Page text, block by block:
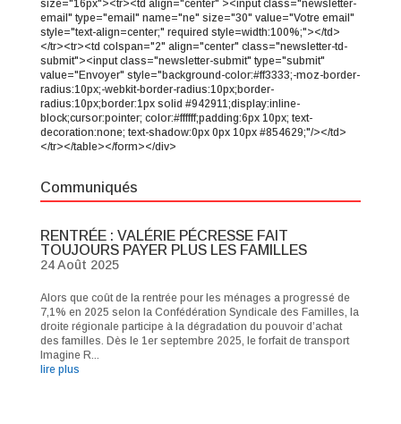
size="16px"><tr><td align="center" ><input class="newsletter-
email" type="email" name="ne" size="30" value="Votre email"
style="text-align=center;" required style=width:100%;"></td>
</tr><tr><td colspan="2" align="center" class="newsletter-td-
submit"><input class="newsletter-submit" type="submit"
value="Envoyer" style="background-color:#ff3333;-moz-border-
radius:10px;-webkit-border-radius:10px;border-
radius:10px;border:1px solid #942911;display:inline-
block;cursor:pointer; color:#ffffff;padding:6px 10px; text-
decoration:none; text-shadow:0px 0px 10px #854629;"/></td>
</tr></table></form></div>
Communiqués
RENTRÉE : VALÉRIE PÉCRESSE FAIT
TOUJOURS PAYER PLUS LES FAMILLES
24 Août 2025
Alors que coût de la rentrée pour les ménages a progressé de
7,1% en 2025 selon la Confédération Syndicale des Familles, la
droite régionale participe à la dégradation du pouvoir d’achat
des familles. Dès le 1er septembre 2025, le forfait de transport
Imagine R...
lire plus